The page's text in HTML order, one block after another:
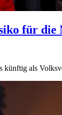
für
künftig als